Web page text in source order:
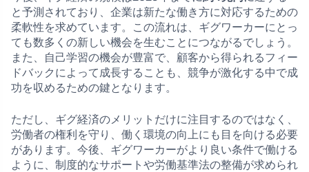
と予測されており、企業は新たな働き方に対応するための
柔軟性を求めています。この流れは、ギグワーカーにとっ
ても数多くの新しい機会を生むことにつながるでしょう。
また、自己学習の機会が豊富で、顧客から得られるフィー
ドバックによって成長することも、競争が激化する中で成
功を収めるための鍵となります。
ただし、ギグ経済のメリットだけに注目するのではなく、
労働者の権利を守り、働く環境の向上にも目を向ける必要
があります。今後、ギグワーカーがより良い条件で働ける
ように、制度的なサポートや労働基準法の整備が求められ